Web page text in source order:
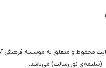
محفوظ و متعلق به موسسه فرهنگی
(سلیمه‌ی نور رسالت) می‌باشد.